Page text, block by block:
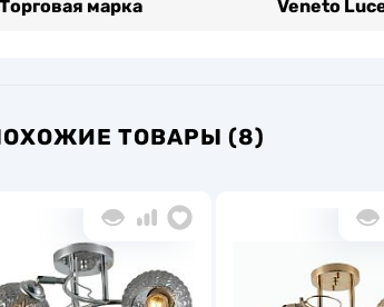
Торговая марка Veneto
ТОВАРЫ (8)